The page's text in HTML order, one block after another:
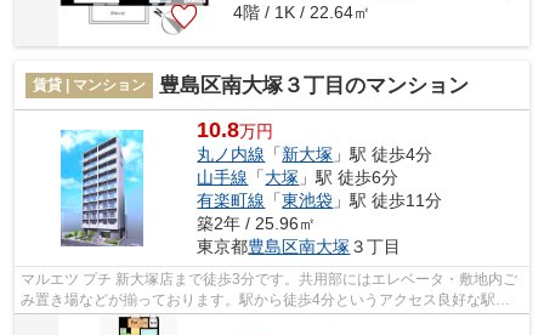
4階 / 1K / 22.64㎡
賃貸 | マンション 豊島区南大塚３丁目のマンション
10.8万円
丸ノ内線 「新大塚 」駅 徒歩4分
山手線 「大塚 」駅 徒歩6分
有楽町線 「東池袋 」駅 徒歩11分
築2年 / 25.96㎡
東京都豊島区南大塚 ３丁目
マルエツ プチ 新大塚店まで徒歩3分です。共用部にはエレベータ・敷地内ご
み置き場などが揃っております。駅から徒歩4分というアクセス良好な駅近
物件はいかがですか。こちらは初期費...